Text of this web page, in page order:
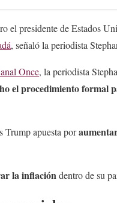
el presidente de Estados
, señaló la periodista
Once, la periodista
el procedimiento formal
Trump apuesta por
la inflacióndentro de su